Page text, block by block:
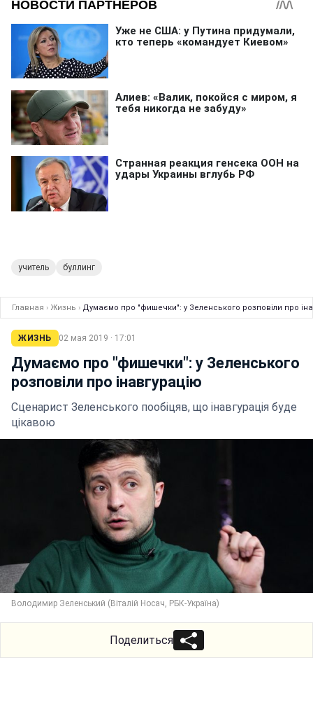
учитель буллинг
Главная › Жизнь › Думаємо про "фишечки": у Зеленського розповіли про
ЖИЗНЬ 02 мая 2019 · 17:01
Думаємо про "фишечки": у Зеленського
розповіли про інавгурацію
Сценарист Зеленського пообіцяв, що інавгурація буде
цікавою
Володимир Зеленський (Віталій Носач, РБК-Україна)
Поделиться